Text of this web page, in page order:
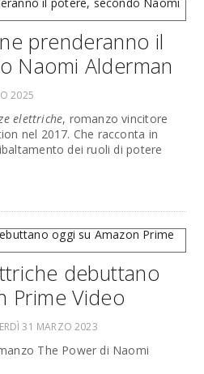
prenderanno il
Naomi Alderman
2025
elettriche, romanzo vincitore
nel 2017. Che racconta in
dei ruoli di potere
debuttano
Prime Video
31 MARZO 2023
The Power di Naomi